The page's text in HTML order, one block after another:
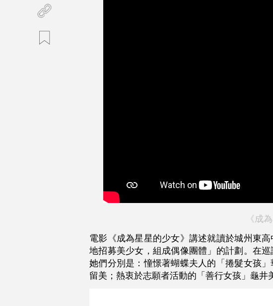
《成
電影《成為星星的少女》講述就讀於城州東
地招募美少女，組成偶像團體」的計劃。在
她們分別是：憧憬著蝴蝶夫人的「捲髮女孩
留美；熱衷於志願者活動的「善行女孩」龜井